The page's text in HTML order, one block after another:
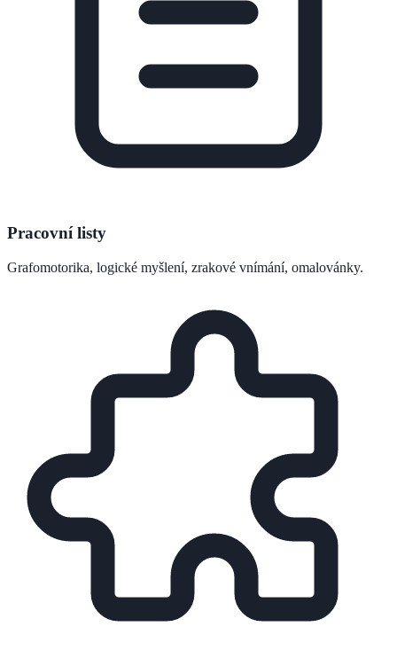
Pracovní listy
Grafomotorika, logické myšlení, zrakové vnímání, omalovánky.